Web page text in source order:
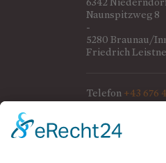
6342
Naunspitzweg 8
-
5280 Braunau/
Friedrich
Telefon +43 676